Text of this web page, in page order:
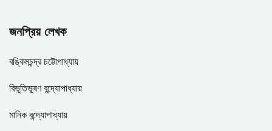
জনপ্রিয় লেখক
বঙ্কিমচন্দ্র চট্টোপাধ্যায়
বিভূতিভূষণ বন্দ্যোপাধ্যায়
মানিক বন্দ্যোপাধ্যায়